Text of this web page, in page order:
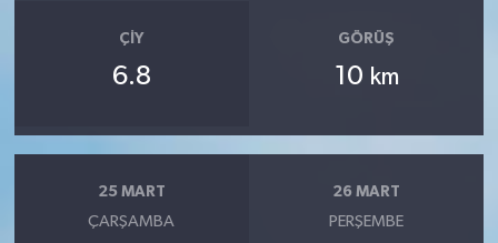
ÇIY
6.8
GÖRÜŞ
10 km
25 MART
ÇARŞAMBA
26 MART
PERŞEMBE